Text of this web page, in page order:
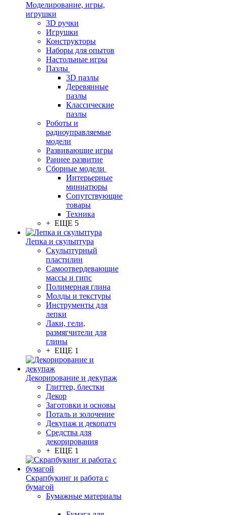
Моделирование, игры,
игрушки
3D ручки
Игрушки
Конструкторы
Наборы для опытов
Настольные игры
Пазлы
3D пазлы
Деревянные
пазлы
Классические
пазлы
Роботы и
радиоуправляемые
модели
Развивающие игры
Раннее развитие
Сборные модели
Интерьерные
миниатюры
Сопутствующие
товары
Техника
+ ЕЩЕ 5
Лепка и скульптура
Скульптурный
пластилин
Самоотвердевающие
массы и гипс
Полимерная глина
Молды и текстуры
Инструменты для
лепки
Лаки, гели,
размягчители для
глины
+ ЕЩЕ 1
Декорирование и декупаж
Глиттер, блестки
Декор
Заготовки и основы
Поталь и золочение
Декупаж и декопатч
Средства для
декорирования
+ ЕЩЕ 1
Скрапбукинг и работа с
бумагой
Бумажные материалы